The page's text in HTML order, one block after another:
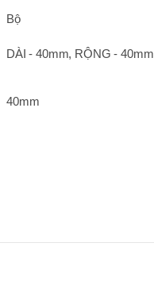
Bộ
DÀI - 40mm, RỘNG - 40mm
40mm